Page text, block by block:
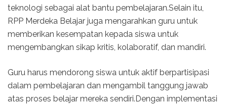
teknologi sebagai alat bantu pembelajaran.Selain itu,
RPP Merdeka Belajar juga mengarahkan guru untuk
memberikan kesempatan kepada siswa untuk
mengembangkan sikap kritis, kolaboratif, dan mandiri.
Guru harus mendorong siswa untuk aktif berpartisipasi
dalam pembelajaran dan mengambil tanggung jawab
atas proses belajar mereka sendiri.Dengan implementasi